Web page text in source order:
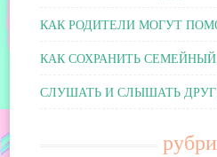
КАК РОДИТЕЛИ МОГУТ
КАК СОХРАНИТЬ
СЛУШАТЬ И СЛЫШАТЬ ДРУГ